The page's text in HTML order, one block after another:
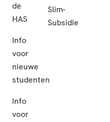
de
HAS
Info
voor
nieuwe
studenten
Info
voor
Slim-
Subsidie